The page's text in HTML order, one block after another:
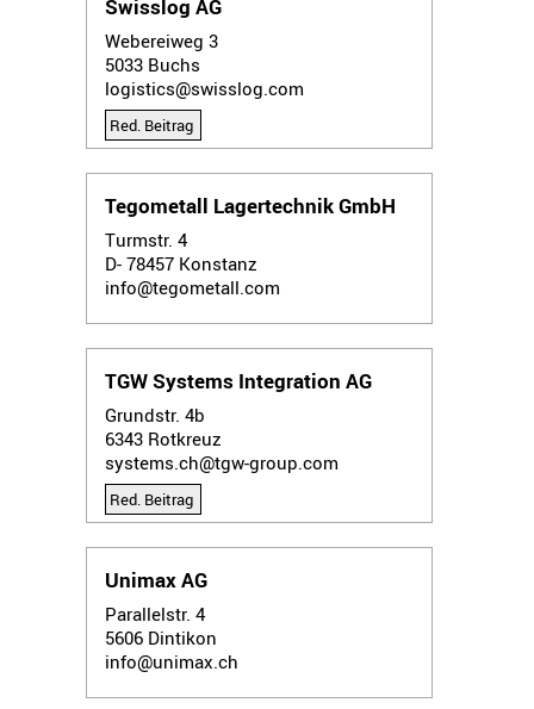
Swisslog AG
Webereiweg 3
5033 Buchs
logistics@swisslog.com
Red. Beitrag
Tegometall Lagertechnik GmbH
Turmstr. 4
D- 78457 Konstanz
info@tegometall.com
TGW Systems Integration AG
Grundstr. 4b
6343 Rotkreuz
systems.ch@tgw-group.com
Red. Beitrag
Unimax AG
Parallelstr. 4
5606 Dintikon
info@unimax.ch